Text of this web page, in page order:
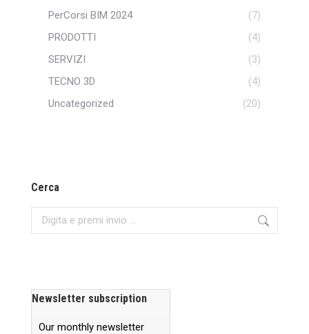
PerCorsi BIM 2024
(7)
PRODOTTI
(4)
SERVIZI
(3)
TECNO 3D
(4)
Uncategorized
(20)
Cerca
Search:
Newsletter subscription
Our monthly newsletter